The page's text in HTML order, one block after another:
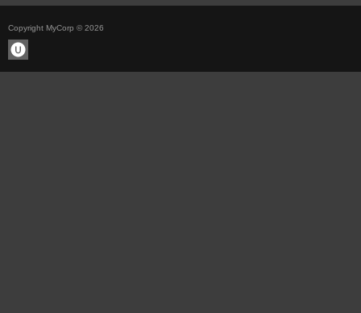
Copyright MyCorp © 2026